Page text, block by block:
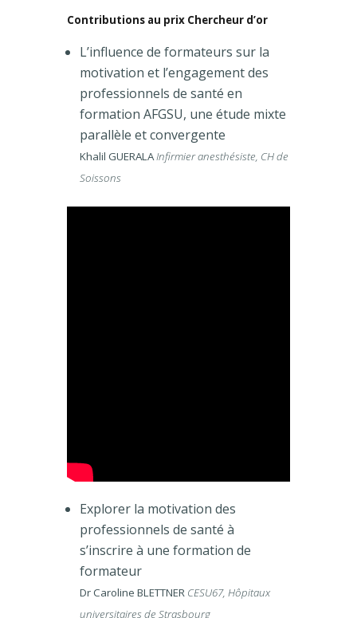
Contributions au prix Chercheur d’or
L’influence de formateurs sur la
motivation et l’engagement des
professionnels de santé en
formation AFGSU, une étude mixte
parallèle et convergente
Khalil GUERALAInfirmier anesthésiste, CH de
Soissons
Explorer la motivation des
professionnels de santé à
s’inscrire à une formation de
formateur
Dr Caroline BLETTNER CESU67, Hôpitaux
universitaires de Strasbourg